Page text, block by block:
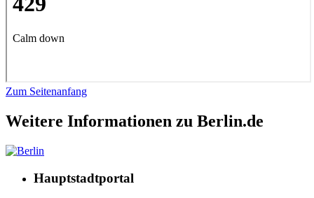
Zum Seitenanfang
Weitere Informationen zu Berlin.de
Hauptstadtportal